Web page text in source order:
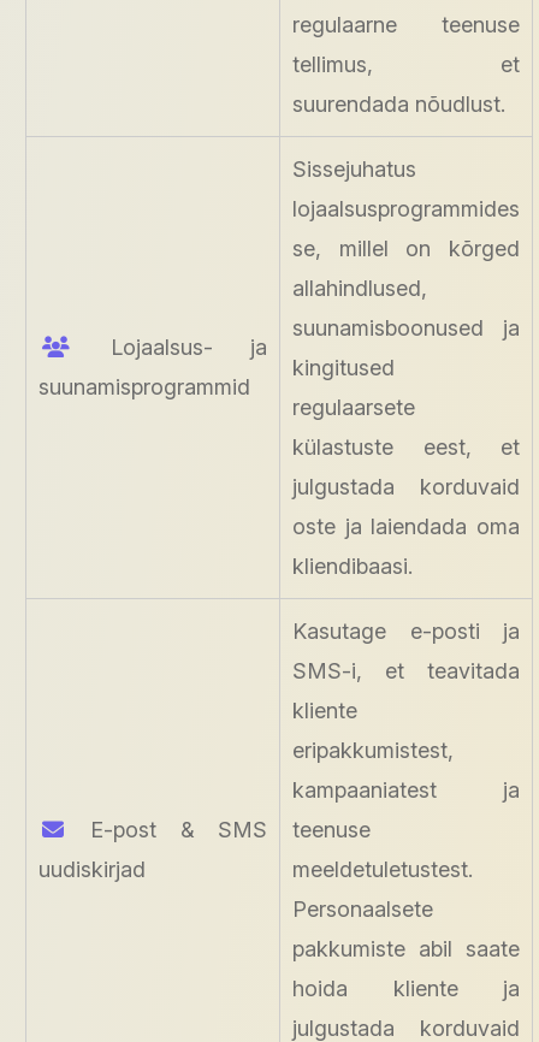
regulaarne teenuse
tellimus, et
suurendada nõudlust.
Lojaalsus- ja
suunamisprogrammid
Sissejuhatus
lojaalsusprogrammides
se, millel on kõrged
allahindlused,
suunamisboonused ja
kingitused
regulaarsete
külastuste eest, et
julgustada korduvaid
oste ja laiendada oma
kliendibaasi.
E-post & SMS
uudiskirjad
Kasutage e-posti ja
SMS-i, et teavitada
kliente
eripakkumistest,
kampaaniatest ja
teenuse
meeldetuletustest.
Personaalsete
pakkumiste abil saate
hoida kliente ja
julgustada korduvaid